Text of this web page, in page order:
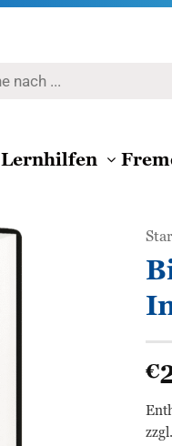
Lernhilfen
€